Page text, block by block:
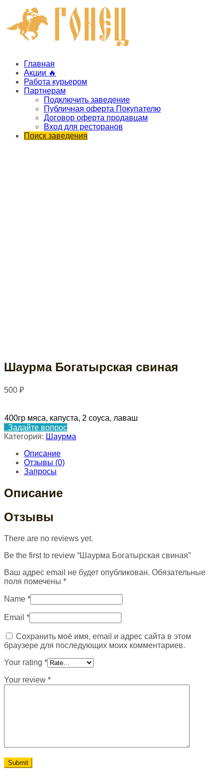
Главная
Акции 🔥
Работа курьером
Партнерам
Подключить заведение
Публичная оферта Покупателю
Договор оферта продавцам
Вход для ресторанов
Поиск заведения
Шаурма Богатырская свиная
500 ₽
400гр мяса, капуста, 2 соуса, лаваш
Задайте вопрос
Категория: Шаурма
Описание
Отзывы (0)
Запросы
Описание
Отзывы
There are no reviews yet.
Be the first to review “Шаурма Богатырская свиная”
Ваш адрес email не будет опубликован. Обязательные
поля помечены *
Name *
Email *
Сохранить моё имя, email и адрес сайта в этом
браузере для последующих моих комментариев.
Your rating *
Your review *